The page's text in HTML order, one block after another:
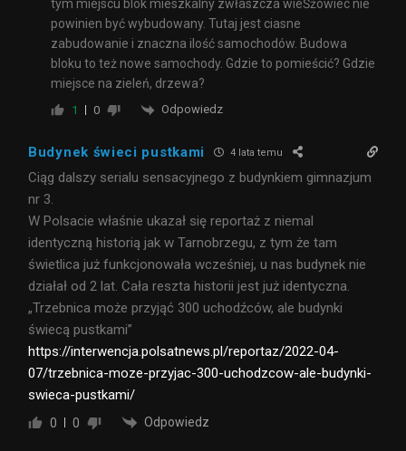
tym miejscu blok mieszkalny zwłaszcza wieŚżowiec nie
powinien być wybudowany. Tutaj jest ciasne
zabudowanie i znaczna ilość samochodów. Budowa
bloku to też nowe samochody. Gdzie to pomieścić? Gdzie
miejsce na zieleń, drzewa?
1 0 Odpowiedz
Budynek świeci pustkami 4 lata temu
Ciąg dalszy serialu sensacyjnego z budynkiem gimnazjum
nr 3.
W Polsacie właśnie ukazał się reportaż z niemal
identyczną historią jak w Tarnobrzegu, z tym że tam
świetlica już funkcjonowała wcześniej, u nas budynek nie
działał od 2 lat. Cała reszta historii jest już identyczna.
„Trzebnica może przyjąć 300 uchodźców, ale budynki
świecą pustkami”
https://interwencja.polsatnews.pl/reportaz/2022-04-
07/trzebnica-moze-przyjac-300-uchodzcow-ale-budynki-
swieca-pustkami/
0 0 Odpowiedz